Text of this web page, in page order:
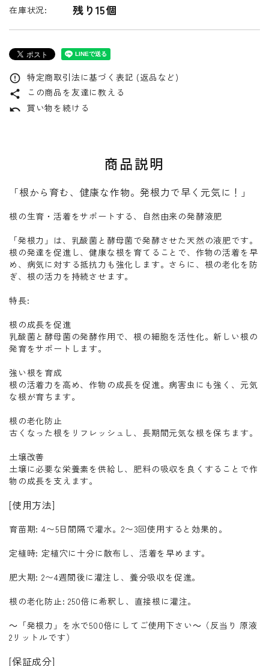
在庫状況: 残り15個
error_outline 特定商取引法に基づく表記 (返品など)
share
この商品を友達に教える
undo 買い物を続ける
商品説明
「根から育む、健康な作物。発根力で早く元気に！」
根の生育・活着をサポートする、自然由来の発酵液肥
「発根力」は、乳酸菌と酵母菌で発酵させた天然の液肥です。
根の発達を促進し、健康な根を育てることで、作物の活着を早
め、病気に対する抵抗力も強化します。さらに、根の老化を防
ぎ、根の活力を持続させます。
特長:
根の成長を促進
乳酸菌と酵母菌の発酵作用で、根の細胞を活性化。新しい根の
発育をサポートします。
強い根を育成
根の活着力を高め、作物の成長を促進。病害虫にも強く、元気
な根が育ちます。
根の老化防止
古くなった根をリフレッシュし、長期間元気な根を保ちます。
土壌改善
土壌に必要な栄養素を供給し、肥料の吸収を良くすることで作
物の成長を支えます。
[使用方法]
育苗期: 4〜5日間隔で灌水。2〜3回使用すると効果的。
定植時: 定植穴に十分に散布し、活着を早めます。
肥大期: 2〜4週間後に灌注し、養分吸収を促進。
根の老化防止: 250倍に希釈し、直接根に灌注。
～「発根力」を水で500倍にしてご使用下さい～（反当り 原液
2リットルです）
[保証成分]